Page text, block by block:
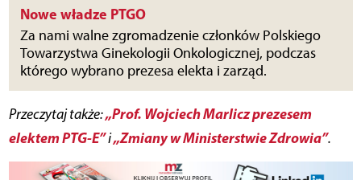
Nowe władze PTGO
Za nami walne zgromadzenie członków Polskiego
Towarzystwa Ginekologii Onkologicznej, podczas
którego wybrano prezesa elekta i zarząd.
Przeczytaj także:„Prof. Wojciech Marlicz prezesem
elektem PTG-E”i„Zmiany w Ministerstwie Zdrowia”.